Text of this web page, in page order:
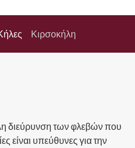
Κιρσοκήλη
διεύρυνση των φλεβών που
είναι υπεύθυνες για την